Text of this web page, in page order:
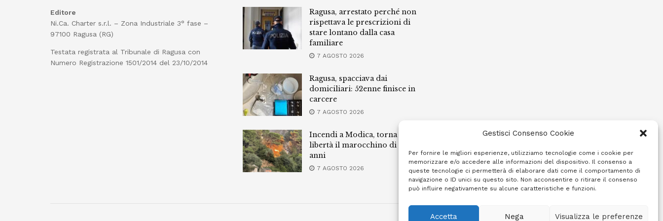
Gestisci Consenso Cookie
Per fornire le migliori esperienze, utilizziamo tecnologie come i cookie per
memorizzare e/o accedere alle informazioni del dispositivo. Il consenso a
queste tecnologie ci permetterà di elaborare dati come il comportamento di
navigazione o ID unici su questo sito. Non acconsentire o ritirare il consenso
può influire negativamente su alcune caratteristiche e funzioni.
Accetta Nega Visualizza le preferenze
Editore
Ni.Ca. Charter s.r.l. – Zona Industriale 3° fase –
97100 Ragusa (RG)
Testata registrata al Tribunale di Ragusa con
Numero Registrazione 1501/2014 del 23/10/2014
Ragusa, arrestato perché non
rispettava le prescrizioni di
stare lontano dalla casa
familiare
7 AGOSTO 2026
Ragusa, spacciava dai
domiciliari: 52enne finisce in
carcere
7 AGOSTO 2026
Incendi a Modica, torna in
libertà il marocchino di 23
anni
7 AGOSTO 2026